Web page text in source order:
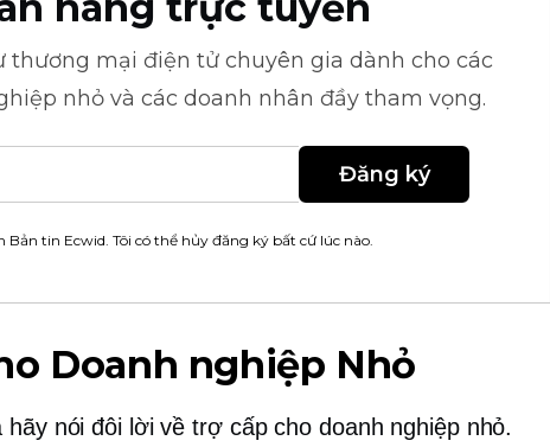
thương mại điện tử chuyên gia dành cho các
nhỏ và các doanh nhân đầy tham vọng.
Đăng ký
Bản tin Ecwid. Tôi có thể hủy đăng ký bất cứ lúc nào.
Doanh nghiệp Nhỏ
nói đôi lời về trợ cấp cho doanh nghiệp nhỏ.